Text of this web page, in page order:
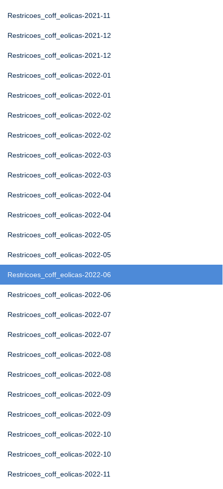
Restricoes_coff_eolicas-2021-11
Restricoes_coff_eolicas-2021-12
Restricoes_coff_eolicas-2021-12
Restricoes_coff_eolicas-2022-01
Restricoes_coff_eolicas-2022-01
Restricoes_coff_eolicas-2022-02
Restricoes_coff_eolicas-2022-02
Restricoes_coff_eolicas-2022-03
Restricoes_coff_eolicas-2022-03
Restricoes_coff_eolicas-2022-04
Restricoes_coff_eolicas-2022-04
Restricoes_coff_eolicas-2022-05
Restricoes_coff_eolicas-2022-05
Restricoes_coff_eolicas-2022-06
Restricoes_coff_eolicas-2022-06
Restricoes_coff_eolicas-2022-07
Restricoes_coff_eolicas-2022-07
Restricoes_coff_eolicas-2022-08
Restricoes_coff_eolicas-2022-08
Restricoes_coff_eolicas-2022-09
Restricoes_coff_eolicas-2022-09
Restricoes_coff_eolicas-2022-10
Restricoes_coff_eolicas-2022-10
Restricoes_coff_eolicas-2022-11